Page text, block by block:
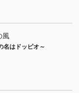
風
名はドッピオ～